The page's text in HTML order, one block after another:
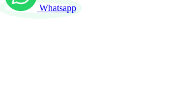
Whatsapp